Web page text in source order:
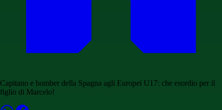
Capitano e bomber della Spagna agli Europei U17: che esordio per il
figlio di Marcelo!